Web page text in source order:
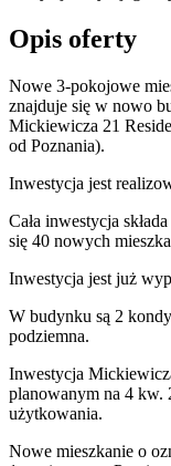
Opis oferty
Nowe 3-pokojowe
znajduje się w nowo
Mickiewicza 21
od Poznania).
Inwestycja jest
Cała inwestycja
się 40 nowych
Inwestycja jest już
W budynku są 2
podziemna.
Inwestycja
planowanym na 4 kw.
użytkowania.
Nowe mieszkanie o